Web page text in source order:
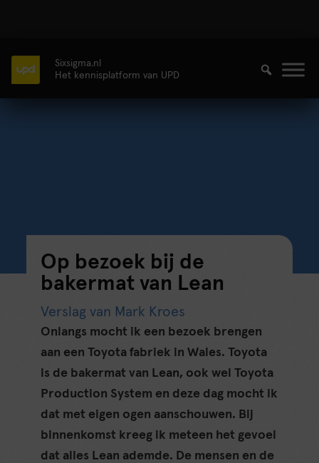
Sixsigma.nl
Het kennisplatform van UPD
Op bezoek bij de
bakermat van Lean
Verslag van Mark Kroes
Onlangs mocht ik een bezoek brengen
aan een Toyota fabriek in Wales. Toyota
is de bakermat van Lean, ook wel Toyota
Production System en deze dag mocht ik
dat met eigen ogen aanschouwen. Bij
binnenkomst kreeg ik meteen het gevoel
dat alles Lean ademde. De mensen en de